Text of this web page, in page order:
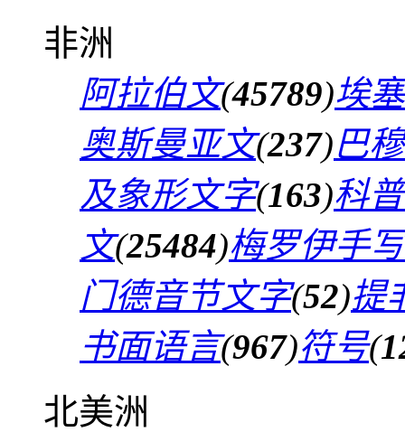
非洲
阿拉伯文(45789)埃
奥斯曼亚文(237)巴
及象形文字(163)科
文(25484)梅罗伊手
门德音节文字(52)提
书面语言(967)符号(
北美洲